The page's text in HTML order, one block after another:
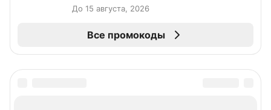
До 15 августа, 2026
Все промокоды